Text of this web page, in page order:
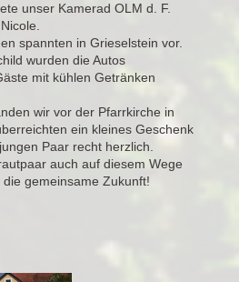
unser Kamerad OLM d. F.
spannten in Grieselstein vor.
wurden die Autos
mit kühlen Getränken
wir vor der Pfarrkirche in
ein kleines Geschenk
Paar recht herzlich.
auch auf diesem Wege
gemeinsame Zukunft!